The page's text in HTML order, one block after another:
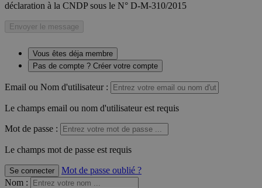
déclaration à la CNDP sous le N° D-M-310/2015
Envoyer le message
Vous êtes déja membre
Pas de compte ? Créer votre compte
Email ou Nom d'utilisateur :
Le champs email ou nom d'utilisateur est requis
Mot de passe :
Le champs mot de passe est requis
Se connecter
Mot de passe oublié ?
Nom :